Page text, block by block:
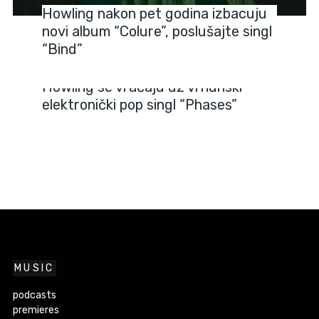
Howling nakon pet godina izbacuju
novi album “Colure”, poslušajte singl
“Bind”
Howling se vraćaju uz vrhunski
elektronički pop singl “Phases”
MUSIC
podcasts
premieres